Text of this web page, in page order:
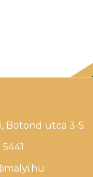
Botond utca 3-5.